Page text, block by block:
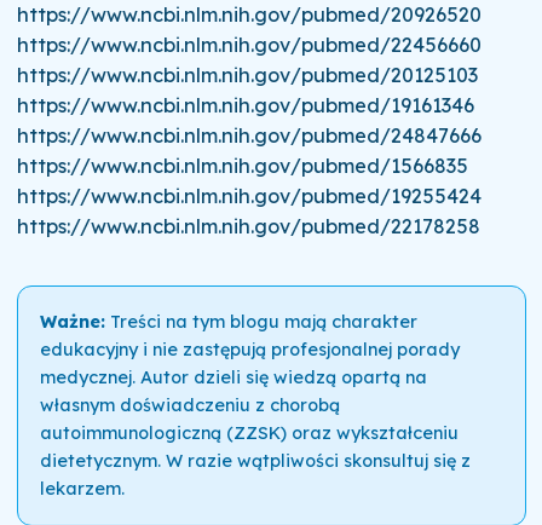
https://www.ncbi.nlm.nih.gov/pubmed/20926520
https://www.ncbi.nlm.nih.gov/pubmed/22456660
https://www.ncbi.nlm.nih.gov/pubmed/20125103
https://www.ncbi.nlm.nih.gov/pubmed/19161346
https://www.ncbi.nlm.nih.gov/pubmed/24847666
https://www.ncbi.nlm.nih.gov/pubmed/1566835
https://www.ncbi.nlm.nih.gov/pubmed/19255424
https://www.ncbi.nlm.nih.gov/pubmed/22178258
Ważne:Treści na tym blogu mają charakter
edukacyjny i nie zastępują profesjonalnej porady
medycznej. Autor dzieli się wiedzą opartą na
własnym doświadczeniu z chorobą
autoimmunologiczną (ZZSK) oraz wykształceniu
dietetycznym. W razie wątpliwości skonsultuj się z
lekarzem.